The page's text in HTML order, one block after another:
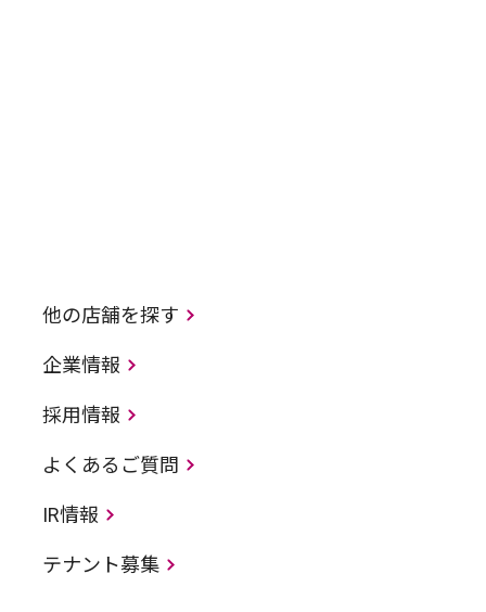
他の店舗を探す
企業情報
採用情報
よくあるご質問
IR情報
テナント募集